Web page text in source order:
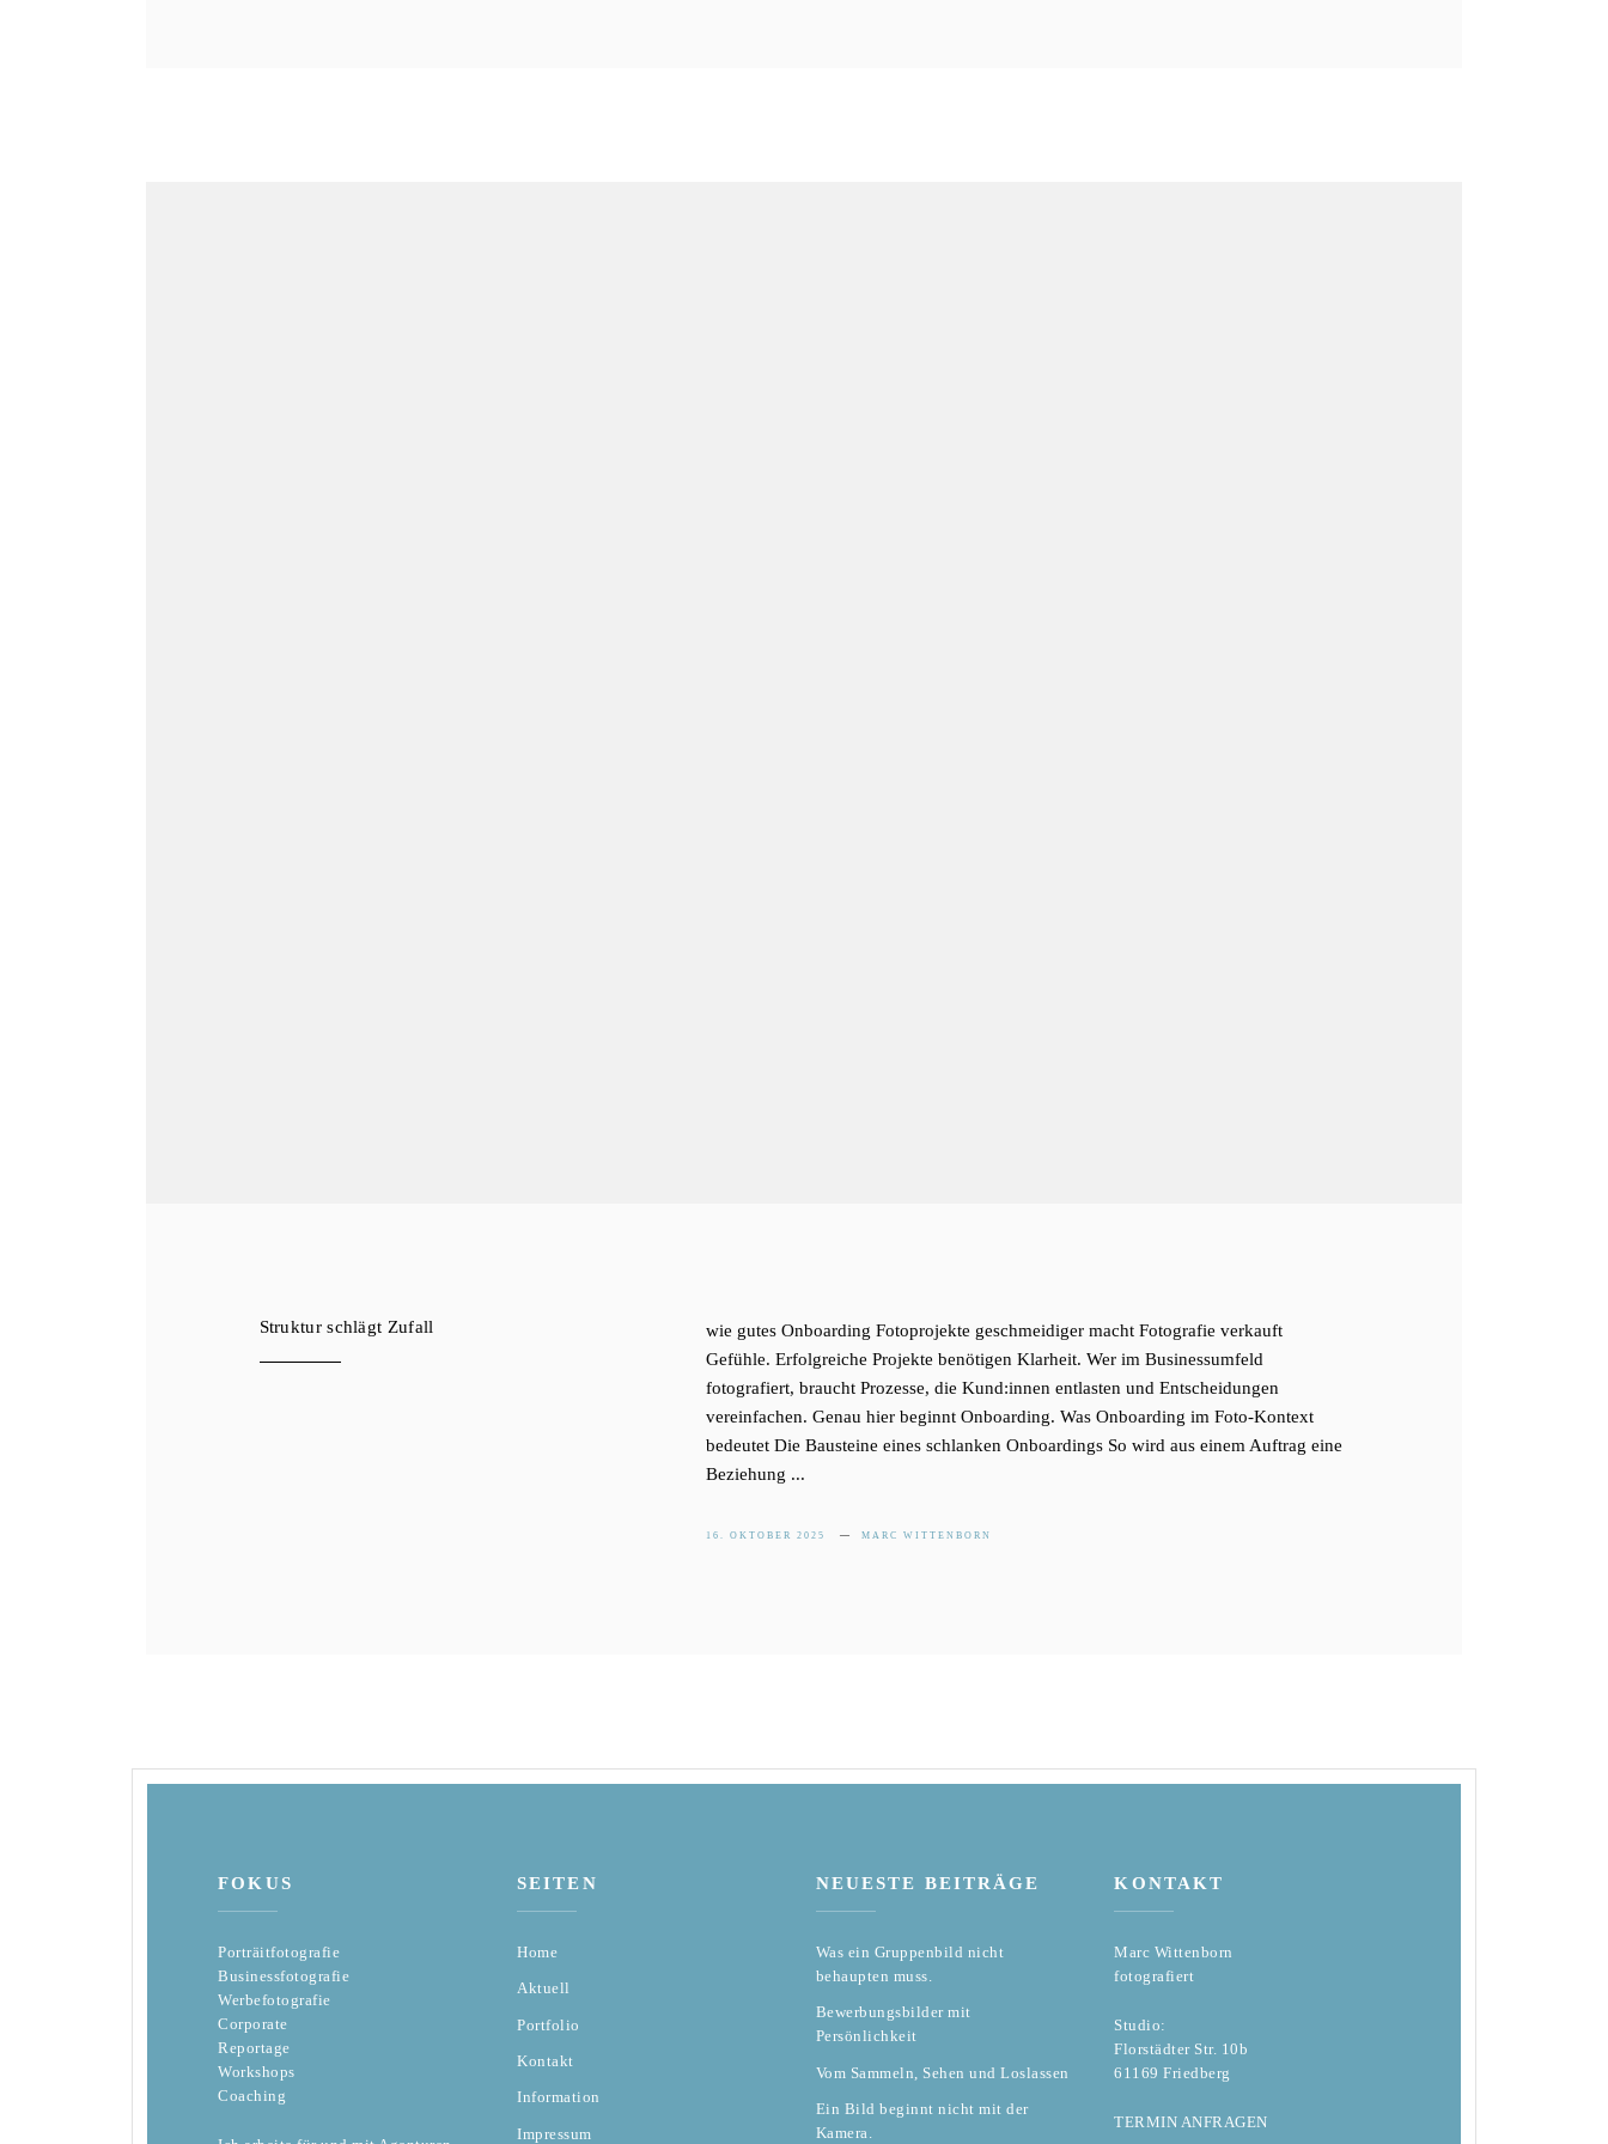
Struktur schlägt Zufall
wie gutes Onboarding Fotoprojekte geschmeidiger macht Fotografie verkauft
Gefühle. Erfolgreiche Projekte benötigen Klarheit. Wer im Businessumfeld
fotografiert, braucht Prozesse, die Kund:innen entlasten und Entscheidungen
vereinfachen. Genau hier beginnt Onboarding. Was Onboarding im Foto-Kontext
bedeutet Die Bausteine eines schlanken Onboardings So wird aus einem Auftrag eine
Beziehung ...
16. OKTOBER 2025 MARC WITTENBORN
FOKUS
Porträitfotografie
Businessfotografie
Werbefotografie
Corporate
Reportage
Workshops
Coaching
SEITEN
Home
Aktuell
Portfolio
Kontakt
Information
Impressum
NEUESTE BEITRÄGE
Was ein Gruppenbild nicht
behaupten muss.
Bewerbungsbilder mit
Persönlichkeit
Vom Sammeln, Sehen und Loslassen
Ein Bild beginnt nicht mit der
Kamera.
KONTAKT
Marc Wittenborn
fotografiert
Studio:
Florstädter Str. 10b
61169 Friedberg
TERMIN ANFRAGEN